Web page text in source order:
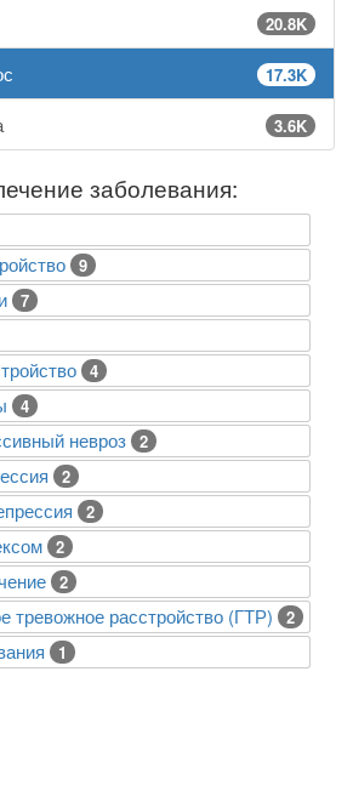
20.8K
17.3K
3.6K
заболевания:
9
7
4
4
невроз 2
2
2
2
2
тревожное расстройство (ГТР) 2
1